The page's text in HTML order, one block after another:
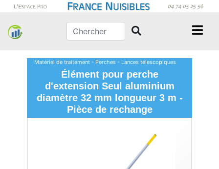
Matériel de traitement - Perches - Lances télescopiques
Élément pour perche
d'extension Seul aluminium
diamètre 32 mm longueur 3 m -
Pièce de rechange